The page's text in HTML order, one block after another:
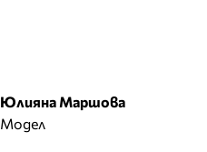
Юлияна Маршова
Модел